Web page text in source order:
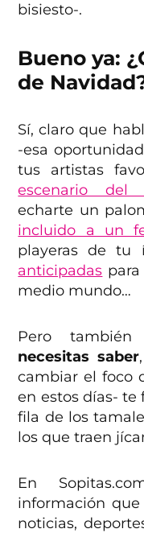
bisiesto-.
Bueno ya:
de
Sí, claro que
-esa
tus artistas
escenario del
echarte un
incluido a un
playeras de tu
anticipadas
medio mundo…
Pero
necesitas saber
cambiar el foco
en estos días- te
fila de los
los que traen
En
información
noticias,